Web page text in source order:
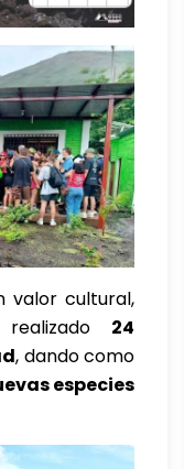
valor cultural,
24
, dando como
especies